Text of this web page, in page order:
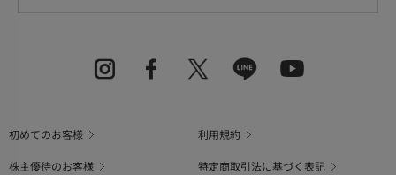
初めてのお客様
利用規約
株主優待のお客様
特定商取引法に基づく表記